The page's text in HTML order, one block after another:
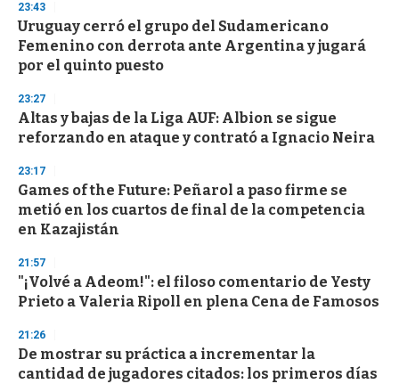
3
s
e
c
o
d
s
23:43
Uruguay cerró el grupo del Sudamericano
Femenino con derrota ante Argentina y jugará
por el quinto puesto
23:27
Altas y bajas de la Liga AUF: Albion se sigue
reforzando en ataque y contrató a Ignacio Neira
23:17
Games of the Future: Peñarol a paso firme se
metió en los cuartos de final de la competencia
en Kazajistán
21:57
"¡Volvé a Adeom!": el filoso comentario de Yesty
Prieto a Valeria Ripoll en plena Cena de Famosos
21:26
De mostrar su práctica a incrementar la
cantidad de jugadores citados: los primeros días